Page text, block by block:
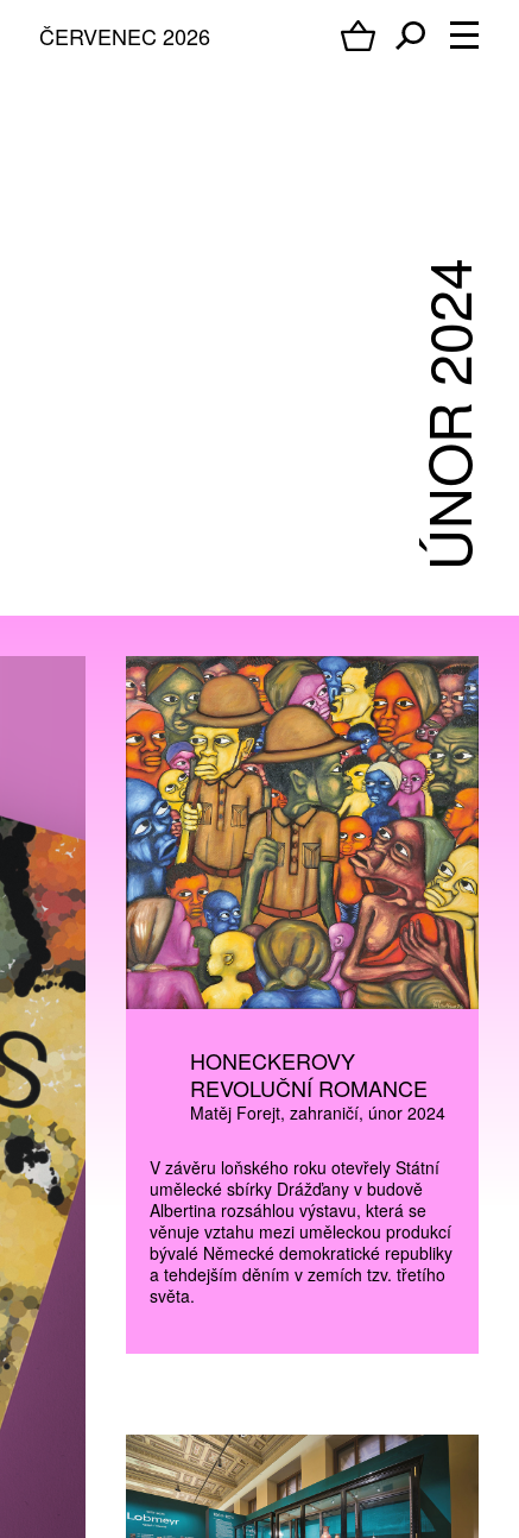
ČERVENEC 2026
ÚNOR 2024
HONECKEROVY
REVOLUČNÍ ROMANCE
Matěj Forejt zahraničí únor 2024
V závěru loňského roku otevřely Státní
umělecké sbírky Drážďany v budově
Albertina rozsáhlou výstavu, která se
věnuje vztahu mezi uměleckou produkcí
bývalé Německé demokratické republiky
a tehdejším děním v zemích tzv. třetího
světa.